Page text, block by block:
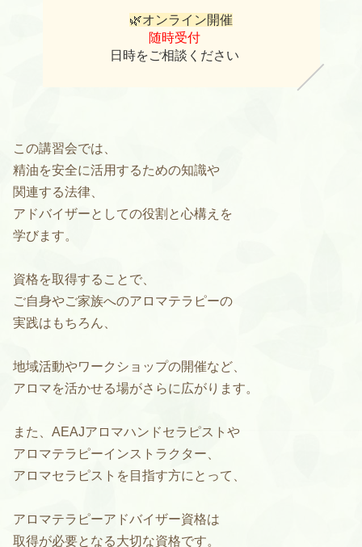
🌿オンライン開催
随時受付
日時をご相談ください
この講習会では、
精油を安全に活用するための知識や
関連する法律、
アドバイザーとしての役割と心構えを
学びます。
資格を取得することで、
ご自身やご家族へのアロマテラピーの
実践はもちろん、
地域活動やワークショップの開催など、
アロマを活かせる場がさらに広がります。
また、AEAJアロマハンドセラピストや
アロマテラピーインストラクター、
アロマセラピストを目指す方にとって、
アロマテラピーアドバイザー資格は
取得が必要となる大切な資格です。